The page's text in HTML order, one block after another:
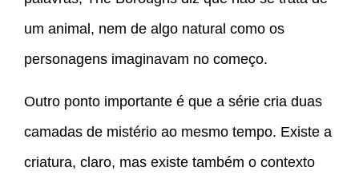
um animal, nem de algo natural como os
personagens imaginavam no começo.
Outro ponto importante é que a série cria duas
camadas de mistério ao mesmo tempo. Existe a
criatura, claro, mas existe também o contexto